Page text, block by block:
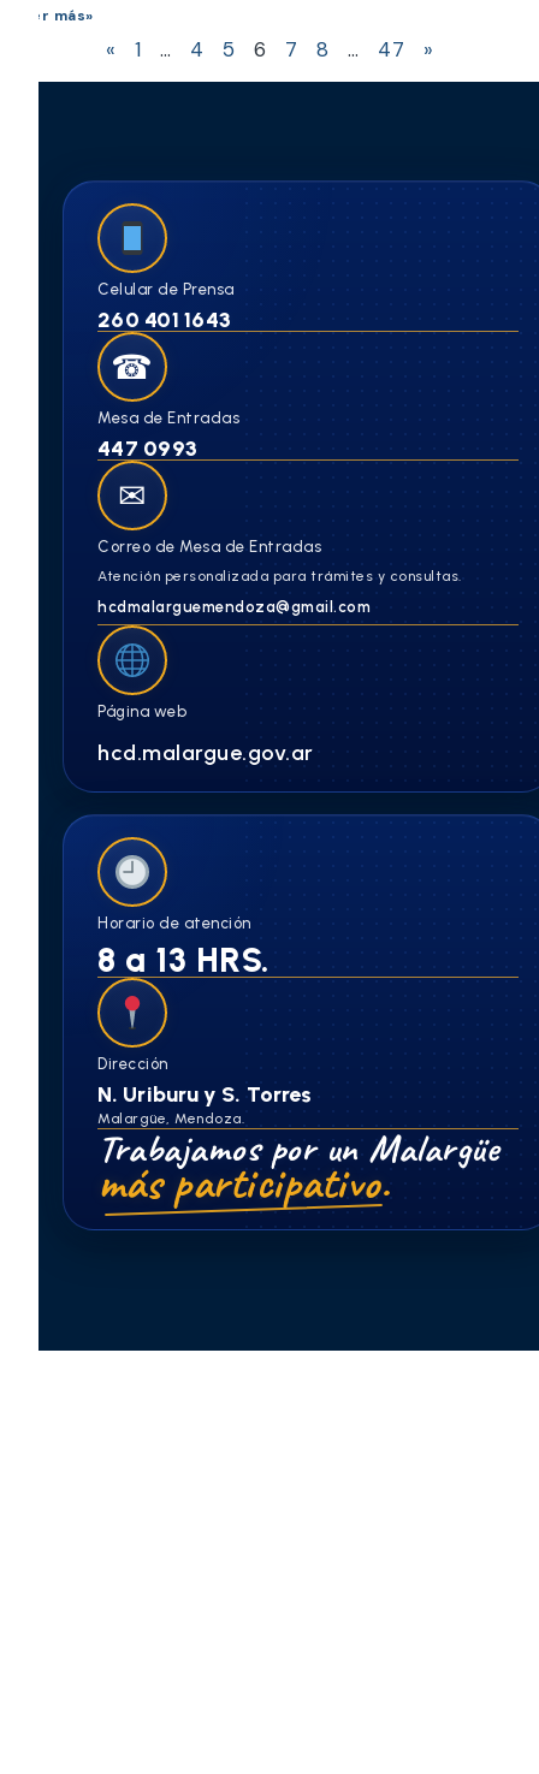
Leer más»
« 1 … 4 5 6 7 8 … 47 »
Celular de Prensa
260 401 1643
☎
Mesa de Entradas
447 0993
✉
Correo de Mesa de Entradas
Atención personalizada para trámites y consultas.
hcdmalarguemendoza@gmail.com
Página web
hcd.malargue.gov.ar
Horario de atención
8 a 13 HRS.
Dirección
N. Uriburu y S. Torres
Malargüe, Mendoza.
Trabajamos por un Malargüe
más participativo.